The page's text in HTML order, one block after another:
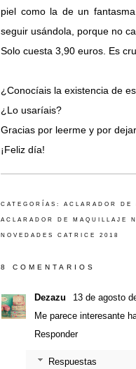
piel como la de un
seguir usándola, porque no
Solo cuesta 3,90 euros. Es
¿Conocíais la existencia de
¿Lo usaríais?
Gracias por leerme y por
¡Feliz día!
CATEGORÍAS: ACLARADOR DE
ACLARADOR DE MAQUILLAJE
NOVEDADES CATRICE 2018
8 COMENTARIOS
Dezazu
13 de agosto
Me parece interesante
Responder
Respuestas